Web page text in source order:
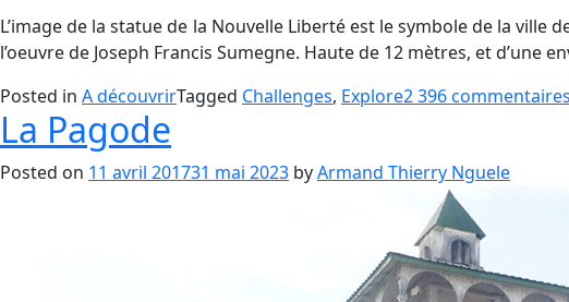
L’image de la statue de la Nouvelle Liberté est le symbole de la
l’oeuvre de Joseph Francis Sumegne. Haute de 12 mètres, et
Posted in A découvrirTagged Challenges, Explore2 396 commentaires
La Pagode
Posted on 11 avril 201731 mai 2023 byArmand Thierry Nguele